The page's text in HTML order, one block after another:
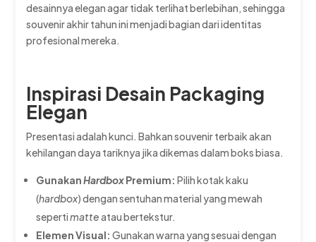
desainnya elegan agar tidak terlihat berlebihan, sehingga
souvenir akhir tahun ini menjadi bagian dari identitas
profesional mereka.
Inspirasi Desain Packaging
Elegan
Presentasi adalah kunci. Bahkan souvenir terbaik akan
kehilangan daya tariknya jika dikemas dalam boks biasa.
GunakanHardboxPremium: Pilih kotak kaku
(hardbox) dengan sentuhan material yang mewah
sepertimatteatau bertekstur.
Elemen Visual: Gunakan warna yang sesuai dengan